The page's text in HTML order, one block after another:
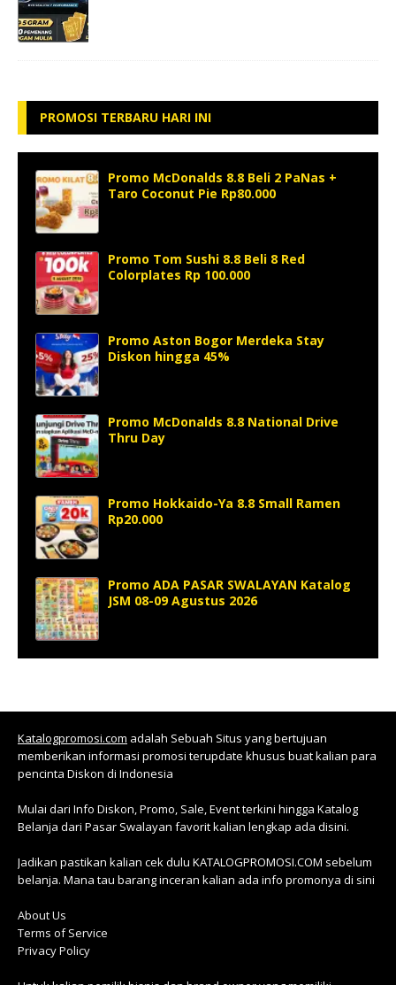
PROMOSI TERBARU HARI INI
Promo McDonalds 8.8 Beli 2 PaNas +
Taro Coconut Pie Rp80.000
Promo Tom Sushi 8.8 Beli 8 Red
Colorplates Rp 100.000
Promo Aston Bogor Merdeka Stay
Diskon hingga 45%
Promo McDonalds 8.8 National Drive
Thru Day
Promo Hokkaido-Ya 8.8 Small Ramen
Rp20.000
Promo ADA PASAR SWALAYAN Katalog
JSM 08-09 Agustus 2026
Katalogpromosi.com adalah Sebuah Situs yang bertujuan
memberikan informasi promosi terupdate khusus buat kalian para
pencinta Diskon di Indonesia
Mulai dari Info Diskon, Promo, Sale, Event terkini hingga Katalog
Belanja dari Pasar Swalayan favorit kalian lengkap ada disini.
Jadikan pastikan kalian cek dulu KATALOGPROMOSI.COM sebelum
belanja. Mana tau barang inceran kalian ada info promonya di sini
About Us
Terms of Service
Privacy Policy